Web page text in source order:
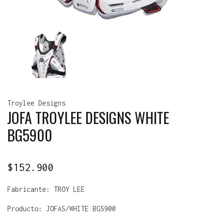
Troylee Designs
JOFA TROYLEE DESIGNS WHITE
BG5900
$152.900
Fabricante: TROY LEE
Producto: JOFAS/WHITE BG5900